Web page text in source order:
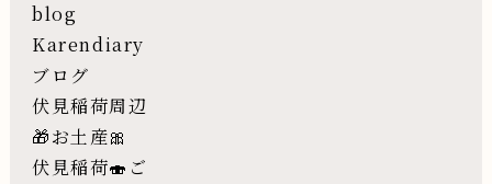
blog
Karendiary
ブログ
伏見稲荷周辺
🎁お土産🎀
伏見稲荷🍣ご